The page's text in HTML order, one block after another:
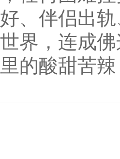
、伴侣出
界，连成
的酸甜苦